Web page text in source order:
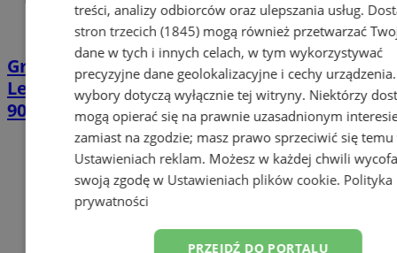
Grunge Unplugged w Chorzowie.
Leśniczówka przeniesie nas do Seattle lat
90.
treści, analizy odbiorców oraz ulepszania usług.
stron trzecich (1845)mogą również przetwarzać
dane w tych i innych celach, w tym wykorzystywać
precyzyjne dane geolokalizacyjne i cechy
wybory dotyczą wyłącznie tej witryny. Niektórzy
mogą opierać się na prawnie uzasadnionym
zamiast na zgodzie; masz prawo sprzeciwić się temu
Ustawieniach reklam. Możesz w każdej chwili
swoją zgodę w Ustawieniach plików cookie. Polityka
prywatności
PRZEJDŹ DO PORTALU